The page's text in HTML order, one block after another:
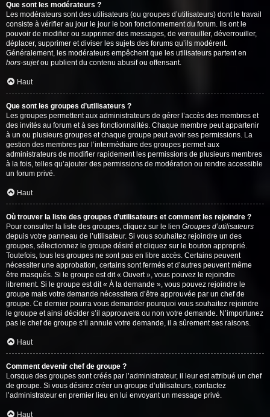
Que sont les modérateurs ?
Les modérateurs sont des utilisateurs (ou groupes d’utilisateurs) dont le travail
consiste à vérifier au jour le jour le bon fonctionnement du forum. Ils ont le
pouvoir de modifier ou supprimer des messages, de verrouiller, déverrouiller,
déplacer, supprimer et diviser les sujets des forums qu’ils modèrent.
Généralement, les modérateurs empêchent que les utilisateurs partent en
hors-sujetou publient du contenu abusif ou offensant.
Haut
Que sont les groupes d’utilisateurs ?
Les groupes permettent aux administrateurs de gérer l’accès des membres et
des invités au forum et à ses fonctionnalités. Chaque membre peut appartenir
à un ou plusieurs groupes et chaque groupe peut avoir ses permissions. La
gestion des membres par l’intermédiaire des groupes permet aux
administrateurs de modifier rapidement les permissions de plusieurs membres
à la fois, telles qu’ajouter des permissions de modération ou rendre accessible
un forum privé.
Haut
Où trouver la liste des groupes d’utilisateurs et comment les rejoindre ?
Pour consulter la liste des groupes, cliquez sur le lien Groupes d’utilisateurs
depuis votre panneau de l’utilisateur. Si vous souhaitez rejoindre un des
groupes, sélectionnez le groupe désiré et cliquez sur le bouton approprié.
Toutefois, tous les groupes ne sont pas en libre accès. Certains peuvent
nécessiter une approbation, certains sont fermés et d’autres peuvent même
être masqués. Si le groupe est dit « Ouvert », vous pouvez le rejoindre
librement. Si le groupe est dit « À la demande », vous pouvez rejoindre le
groupe mais votre demande nécessitera d’être approuvée par un chef de
groupe. Ce dernier pourra vous demander pourquoi vous souhaitez rejoindre
le groupe et ainsi décider s’il approuvera ou non votre demande. N’importunez
pas le chef de groupe s’il annule votre demande, il a sûrement ses raisons.
Haut
Comment devenir chef de groupe ?
Lorsque des groupes sont créés par l’administrateur, il leur est attribué un chef
de groupe. Si vous désirez créer un groupe d’utilisateurs, contactez
l’administrateur en premier lieu en lui envoyant un message privé.
Haut